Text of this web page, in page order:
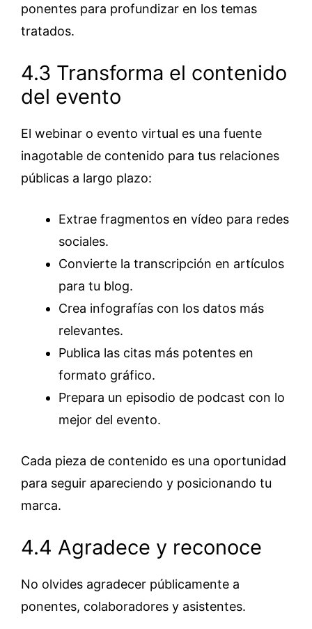
ponentes para profundizar en los temas
tratados.
4.3 Transforma el contenido
del evento
El webinar o evento virtual es una fuente
inagotable de contenido para tus relaciones
públicas a largo plazo:
Extrae fragmentos en vídeo para redes
sociales.
Convierte la transcripción en artículos
para tu blog.
Crea infografías con los datos más
relevantes.
Publica las citas más potentes en
formato gráfico.
Prepara un episodio de podcast con lo
mejor del evento.
Cada pieza de contenido es una oportunidad
para seguir apareciendo y posicionando tu
marca.
4.4 Agradece y reconoce
No olvides agradecer públicamente a
ponentes, colaboradores y asistentes.